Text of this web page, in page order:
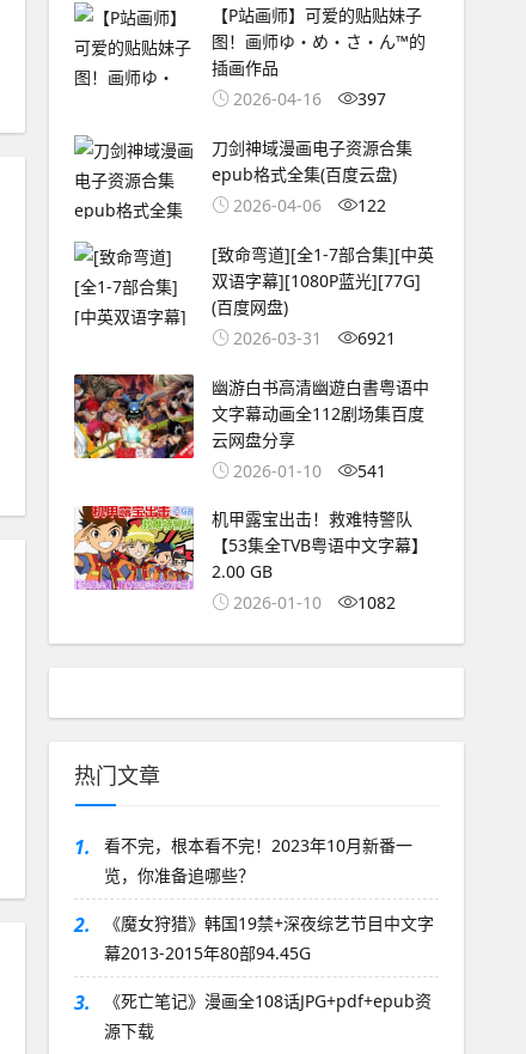
#菅野洋子
【P站画师】可爱的贴贴妹子
图！画师ゆ・め・さ・ん™的
插画作品
2026-04-16
397
刀剑神域漫画电子资源合集
epub格式全集(百度云盘)
2026-04-06
122
[致命弯道][全1-7部合集][中英
双语字幕][1080P蓝光][77G]
(百度网盘)
2026-03-31
6921
幽游白书高清幽遊白書粤语中
文字幕动画全112剧场集百度
云网盘分享
2026-01-10
541
机甲露宝出击！救难特警队
【53集全TVB粤语中文字幕】
2.00 GB
2026-01-10
1082
热门文章
1.
看不完，根本看不完！2023年10月新番一
览，你准备追哪些？
2.
《魔女狩猎》韩国19禁+深夜综艺节目中文字
幕2013-2015年80部94.45G
3.
《死亡笔记》漫画全108话JPG+pdf+epub资
源下载